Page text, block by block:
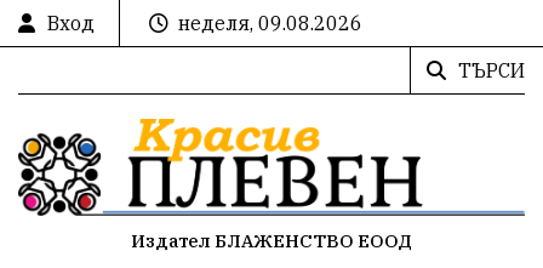
Вход
неделя, 09.08.2026
ТЪРСИ
Издател БЛАЖЕНСТВО ЕООД